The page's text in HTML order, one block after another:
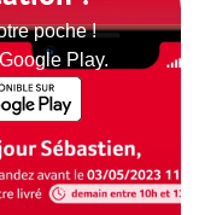
poche !
Play.